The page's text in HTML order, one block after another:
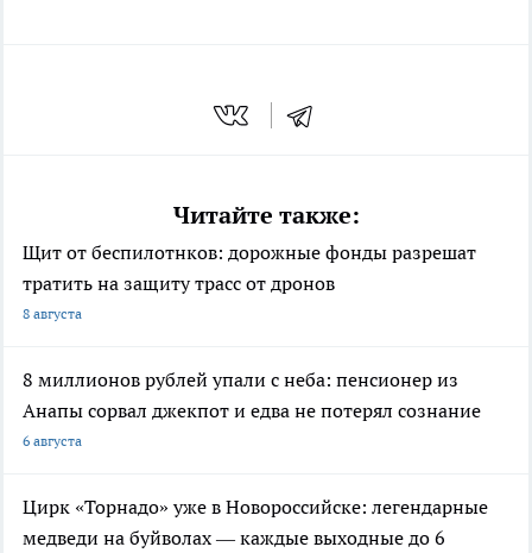
Читайте также:
Щит от беспилотнков: дорожные фонды разрешат
тратить на защиту трасс от дронов
8 августа
8 миллионов рублей упали с неба: пенсионер из
Анапы сорвал джекпот и едва не потерял сознание
6 августа
Цирк «Торнадо» уже в Новороссийске: легендарные
медведи на буйволах — каждые выходные до 6